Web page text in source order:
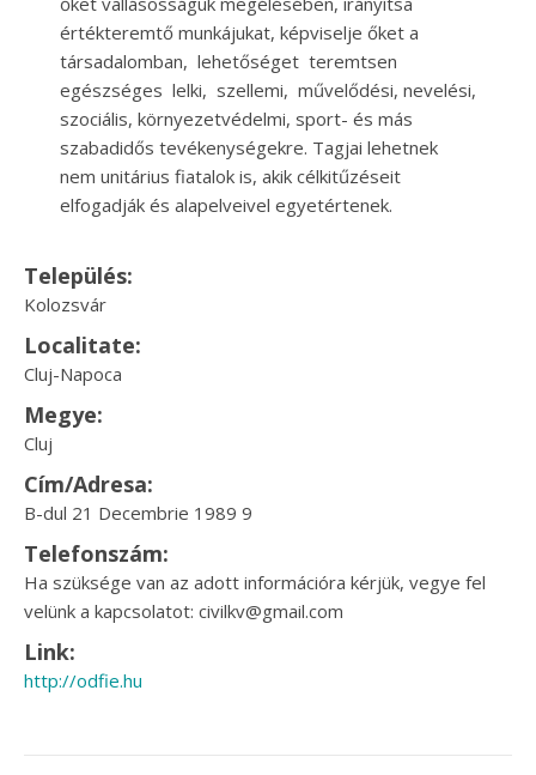
értékteremtő munkájukat, képviselje őket a
társadalomban, lehetőséget teremtsen
egészséges lelki, szellemi, művelődési, nevelési,
szociális, környezetvédelmi, sport- és más
szabadidős tevékenységekre. Tagjai lehetnek
nem unitárius fiatalok is, akik célkitűzéseit
elfogadják és alapelveivel egyetértenek.
Település:
Kolozsvár
Localitate:
Cluj-Napoca
Megye:
Cluj
Cím/Adresa:
B-dul 21 Decembrie 1989 9
Telefonszám:
Ha szüksége van az adott információra kérjük, vegye fel
velünk a kapcsolatot: civilkv@gmail.com
Link:
http://odfie.hu